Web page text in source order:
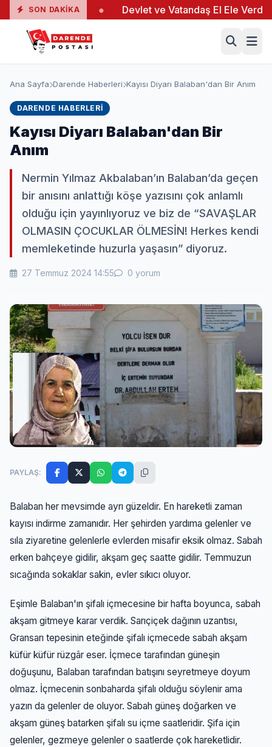
SON DAKIKA
19 Yaralı ● Devlet ve Vatandaş El Ele Verdi ●
Ana Sayfa Darende Haberleri Kayısı Diyarı Balaban'dan Bir Anım
DARENDE HABERLERI
Kayısı Diyarı Balaban'dan Bir
Anım
Nermin Yılmaz Akbalaban’ın Balaban’da geçen
bir anısını anlattığı köşe yazısını çok anlamlı
olduğu için yayınlıyoruz ve biz de “SAVAŞLAR
OLMASIN ÇOCUKLAR ÖLMESİN! Herkes kendi
memleketinde huzurla yaşasın” diyoruz.
27 Temmuz 2024 14:55 0 yorum
PAYLAŞ:
Balaban her mevsimde ayrı güzeldir. En hareketli zaman
kayısı indirme zamanıdır. Her şehirden yardıma gelenler ve
sıla ziyaretine gelenlerle evlerden misafir eksik olmaz. Sabah
erken bahçeye gidilir, akşam geç saatte gidilir. Temmuzun
sıcağında sokaklar sakin, evler sıkıcı oluyor.
Eşimle Balaban'ın şifalı içmecesine bir hafta boyunca, sabah
akşam gitmeye karar verdik. Sarıçiçek dağının uzantısı,
Gransarı tepesinin eteğinde şifalı içmecede sabah akşam
küfür küfür rüzgâr eser. İçmece tarafından güneşin
doğuşunu, Balaban tarafından batışını seyretmeye doyum
olmaz. İçmecenin sonbaharda şifalı olduğu söylenir ama
yazın da gelenler de oluyor. Sabah güneş doğarken ve
akşam güneş batarken şifalı su içme saatleridir. Şifa için
gelenler, gezmeye gelenler o saatlerde çok hareketlidir.